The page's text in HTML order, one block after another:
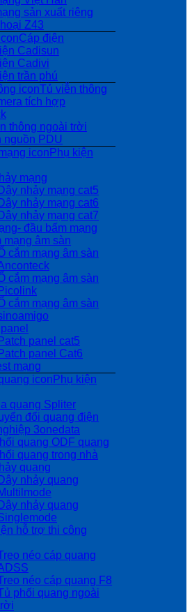
sản xuất riêng
Z43
Cáp điện
Cadisun
Cadivi
trần phú
Tủ viễn thông
tích hợp
thông ngoài trời
nguồn PDU
Phụ kiện
mạng
Dây nhảy mạng cat5
Dây nhảy mạng cat6
Dây nhảy mạng cat7
đầu bấm mạng
mạng âm sàn
cắm mạng âm sàn
cắm mạng âm sàn
Picolink
cắm mạng âm sàn
Patch panel cat5
Patch panel Cat6
mạng
Phụ kiện
quang Spliter
đổi quang điện
3onedata
quang ODF quang
quang trong nhà
quang
Dây nhảy quang
Dây nhảy quang
hỗ trợ thi công
néo cáp quang
néo cáp quang F8
phối quang ngoài